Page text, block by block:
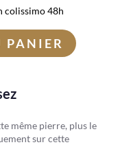
colissimo 48h
PANIER
même pierre, plus le
sur cette